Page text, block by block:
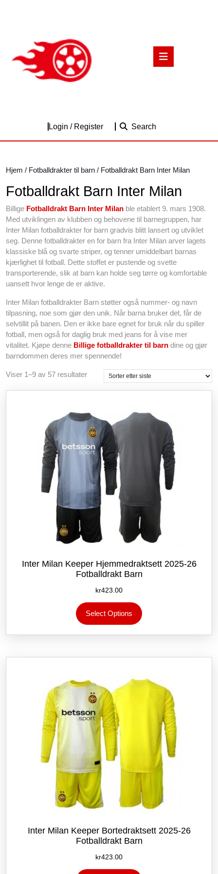
Login / RegisterLogin
Search
Hjem / Fotballdrakter til barn / Fotballdrakt Barn Inter Milan
Fotballdrakt Barn Inter Milan
Billige Fotballdrakt Barn Inter Milan ble etablert 9. mars 1908.
Med utviklingen av klubben og behovene til barnegruppen, har
Inter Milan fotballdrakter for barn gradvis blitt lansert og utviklet
seg. Denne fotballdrakter en for barn fra Inter Milan arver lagets
klassiske blå og svarte striper, og tenner umiddelbart barnas
kjærlighet til fotball. Dette stoffet er pustende og svette
transporterende, slik at barn kan holde seg tørre og komfortable
uansett hvor lenge de er aktive.
Inter Milan fotballdrakter Barn støtter også nummer- og navn
tilpasning, noe som gjør den unik. Når barna bruker det, får de
selvtillit på banen. Den er ikke bare egnet for bruk når du spiller
fotball, men også for daglig bruk med jeans for å vise mer
vitalitet. Kjøpe denne Billige fotballdrakter til barn dine og gjør
barndommen deres mer spennende!
Viser 1–9 av 57 resultaterSortert
Inter Milan Keeper Hjemmedraktsett 2025-26
Fotballdrakt Barn
kr423.00
Select Options
produktet
flere
Alternativene
velges
produktsiden
Inter Milan Keeper Bortedraktsett 2025-26
Fotballdrakt Barn
kr423.00